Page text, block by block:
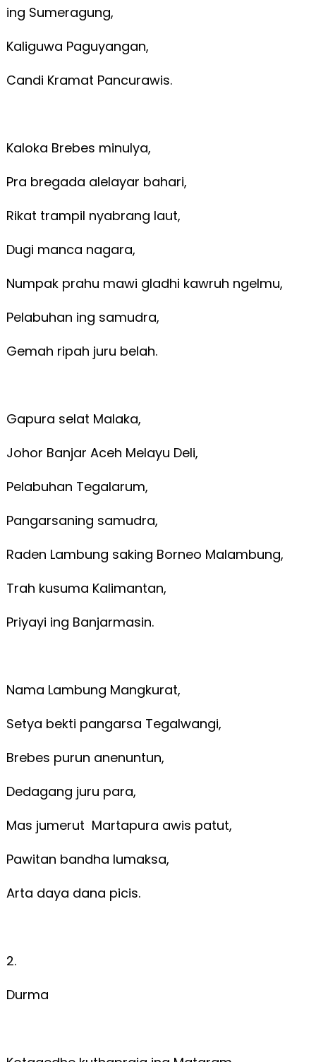
ing Sumeragung,
Kaliguwa Paguyangan,
Candi Kramat Pancurawis.
Kaloka Brebes minulya,
Pra bregada alelayar bahari,
Rikat trampil nyabrang laut,
Dugi manca nagara,
Numpak prahu mawi gladhi kawruh ngelmu,
Pelabuhan ing samudra,
Gemah ripah juru belah.
Gapura selat Malaka,
Johor Banjar Aceh Melayu Deli,
Pelabuhan Tegalarum,
Pangarsaning samudra,
Raden Lambung saking Borneo Malambung,
Trah kusuma Kalimantan,
Priyayi ing Banjarmasin.
Nama Lambung Mangkurat,
Setya bekti pangarsa Tegalwangi,
Brebes purun anenuntun,
Dedagang juru para,
Mas jumerut Martapura awis patut,
Pawitan bandha lumaksa,
Arta daya dana picis.
2.
Durma